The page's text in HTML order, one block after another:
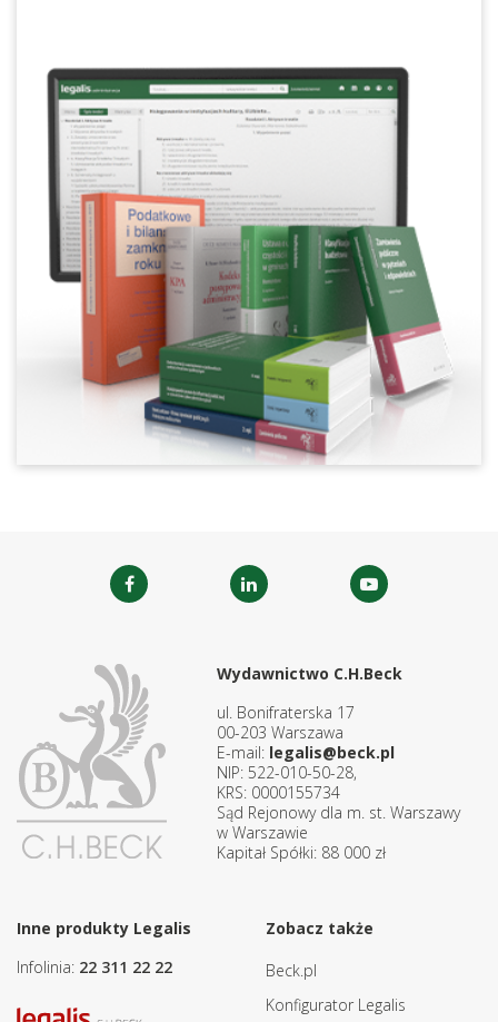
Wydawnictwo C.H.Beck
ul. Bonifraterska 17
00-203 Warszawa
E-mail: legalis@beck.pl
NIP: 522-010-50-28,
KRS: 0000155734
Sąd Rejonowy dla m. st. Warszawy
w Warszawie
Kapitał Spółki: 88 000 zł
Inne produkty Legalis
Infolinia: 22 311 22 22
Zobacz także
Beck.pl
Konfigurator Legalis